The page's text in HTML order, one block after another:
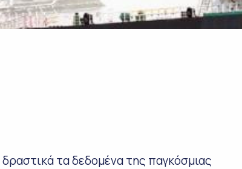
τα δεδομένα της παγκόσμιας